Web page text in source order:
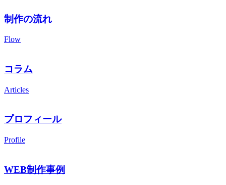
制作の流れ
Flow
コラム
Articles
プロフィール
Profile
WEB制作事例